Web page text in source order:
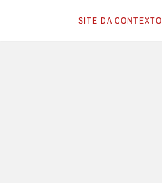
SITE DA CONTEXTO